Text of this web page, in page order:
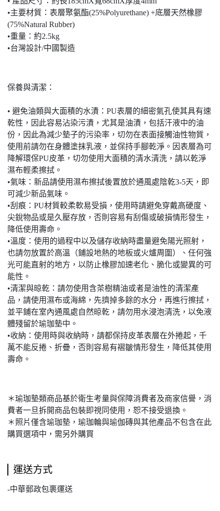
•主要材質：表層聚氨酯(25%Polyurethane) +底層天然橡膠
(75%Natural Rubber)
•重量：約2.5kg
•台灣設計/中國製造
保養與清潔：
• 避免油類與大面積的水漬：PU表層的細密氣孔使其具有速
乾性，因此容易沾染污漬，尤其是油漬，包括汗液中的油
份，因此為減少墊子的污染率，切勿在表面接觸油性物質，
使用前請勿在身體塗抹乳液，並保持手腳乾淨。因表層為可
降解環保PU皮革，切勿使用大面積的清水清洗，請以乾淨
濕布輕柔擦拭。
•氣味：新品請使用濕布擦拭後置放於通風處陰乾3-5天，即
可減少新品氣味。
•刮痕：PU材質較柔軟易受損，使用時請避免穿戴高硬度、
尖銳物品或是久壓存放，否則容易有刮傷或破損情形發生，
降低使用壽命。
•溫度：使用的過程中以及儲存收納時盡量避免陽光照射，
也請勿放置於高溫（鋪設地熱的地板或火爐周圍）、任何強
光可能直射的地方，以防止橡膠加速老化、脆化或變異的可
能性。
•清潔與晾乾：請勿使用含茶樹精油或者是油性的清潔產
品，請使用濕布或海綿，先擠掉多餘的水分，再進行擦拭，
並平鋪在室內通風處自然晾乾，請勿用水浸泡清洗，以免液
體殘留於瑜珈墊中。
•收納：使用時與收納時，請都保持皮革表層在外捲起，千
萬不能反捲、折疊，否則容易有褶皺情形發生，降低其使用
壽命。
＊瑜珈墊類商品基於衛生考量與保障消費者及商家信譽，消
費者一旦拆開商品包裝即視同使用，恕不接受退換。
＊照片僅含瑜珈墊，瑜珈輪與瑜伽磚與其他產品不包含在此
購買選項中，需另外購買
運送方式
-中華郵政包裹運送